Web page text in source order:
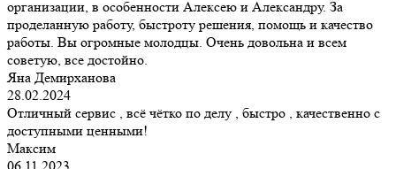
организации, в особенности Алексею и Александру. За
проделанную работу, быстроту решения, помощь и качество
работы. Вы огромные молодцы. Очень довольна и всем
советую, все достойно.
Яна Демирханова
28.02.2024
Отличный сервис , всё чётко по делу , быстро , качественно с
доступными ценными!
Максим
06.11.2023